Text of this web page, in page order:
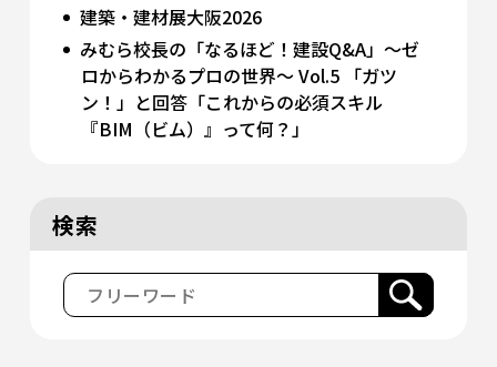
建築・建材展大阪2026
みむら校長の「なるほど！建設Q&A」～ゼ
ロからわかるプロの世界～ Vol.5 「ガツ
ン！」と回答「これからの必須スキル
『BIM（ビム）』って何？」
検索